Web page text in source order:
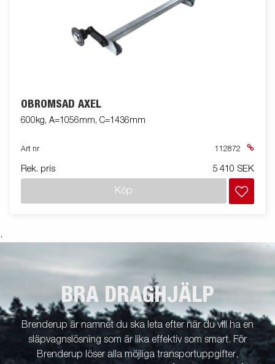
OBROMSAD AXEL
600kg, A=1056mm, C=1436mm
Art nr 112872
Rek. pris 5 410 SEK
Köp
.
BRA DRAGHJÄLP
Brenderup är namnet du ska leta efter när du vill ha en
släpvagnslösning som är lika effektiv som smart. För
Brenderup löser alla möjliga transportuppgifter,